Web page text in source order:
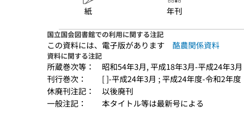
紙 年刊
国立国会図書館での利用に関する注記
この資料には、電子版があります 酪農関係資料
資料に関する注記
所蔵巻次等：
昭和54年3月, 平成18年3月-平成24年3
刊行巻次：
[ ]-平成24年3月 ; 平成24年度-令和2年度
休廃刊注記：
以後廃刊
一般注記：
本タイトル等は最新号による